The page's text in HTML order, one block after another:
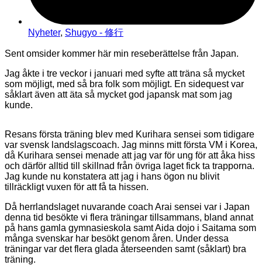
Nyheter, Shugyo - 修行
Sent omsider kommer här min reseberättelse från Japan.
Jag åkte i tre veckor i januari med syfte att träna så mycket
som möjligt, med så bra folk som möjligt. En sidequest var
såklart även att äta så mycket god japansk mat som jag
kunde.
Resans första träning blev med Kurihara sensei som tidigare
var svensk landslagscoach. Jag minns mitt första VM i Korea,
då Kurihara sensei menade att jag var för ung för att åka hiss
och därför alltid till skillnad från övriga laget fick ta trapporna.
Jag kunde nu konstatera att jag i hans ögon nu blivit
tillräckligt vuxen för att få ta hissen.
Då herrlandslaget nuvarande coach Arai sensei var i Japan
denna tid besökte vi flera träningar tillsammans, bland annat
på hans gamla gymnasieskola samt Aida dojo i Saitama som
många svenskar har besökt genom åren. Under dessa
träningar var det flera glada återseenden samt (såklart) bra
träning.